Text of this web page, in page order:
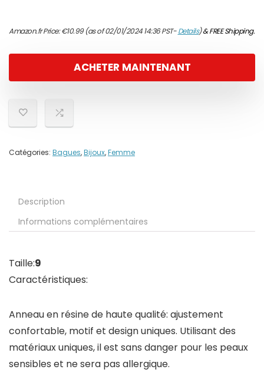
Amazon.fr Price:€10.99(as of 02/01/2024 14:36 PST-Details)&FREE Shipping.
ACHETER MAINTENANT
Catégories: Bagues,Bijoux,Femme
Description
Informations complémentaires
Taille:9
Caractéristiques:
Anneau en résine de haute qualité: ajustement
confortable, motif et design uniques. Utilisant des
matériaux uniques, il est sans danger pour les peaux
sensibles et ne sera pas allergique.